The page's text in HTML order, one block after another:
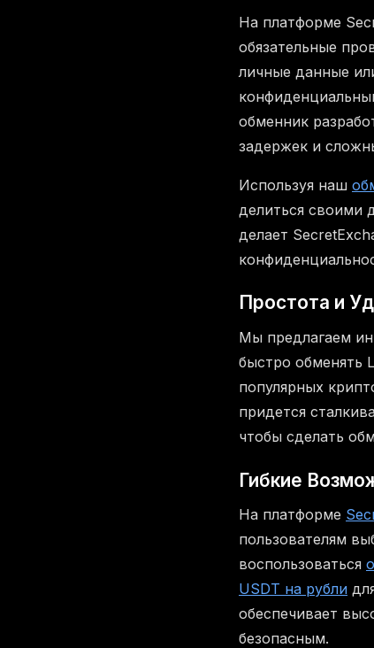
На платформе
обязательные
личные данные
обменник
задержек и
Используя наш
делиться своими
делает
Простота и
Мы предлагаем
быстро обменять
популярных
придется
чтобы сделать
Гибкие
На платформе
пользователям
воспользоваться
USDT на рубли
обеспечивает
безопасным.